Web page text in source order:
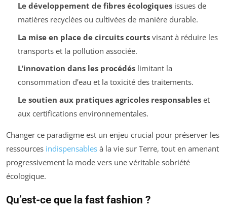
Le développement de fibres écologiquesissues de
matières recyclées ou cultivées de manière durable.
La mise en place de circuits courtsvisant à réduire les
transports et la pollution associée.
L’innovation dans les procédéslimitant la
consommation d’eau et la toxicité des traitements.
Le soutien aux pratiques agricoles responsableset
aux certifications environnementales.
Changer ce paradigme est un enjeu crucial pour préserver les
ressources indispensables à la vie sur Terre, tout en amenant
progressivement la mode vers une véritable sobriété
écologique.
Qu’est-ce que la fast fashion ?